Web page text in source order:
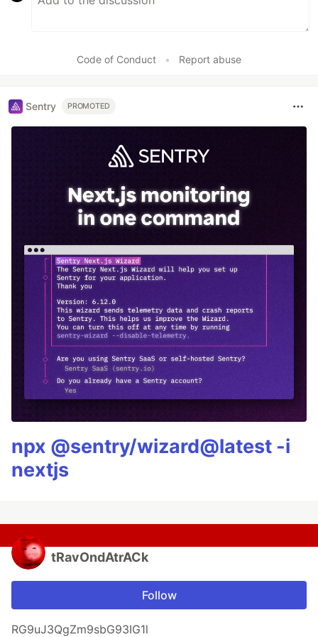
Code of Conduct • Report abuse
Sentry PROMOTED
npx @sentry/wizard@latest -i
nextjs
tRavOndAtrACk
Follow
RG9uJ3QgZm9sbG93IG1l